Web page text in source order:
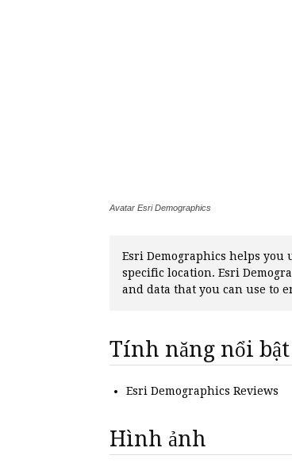
Avatar Esri Demographics
Esri Demographics helps you
specific location. Esri
and data that you can use to
Tính năng nổi bật
Esri Demographics Reviews
Hình ảnh